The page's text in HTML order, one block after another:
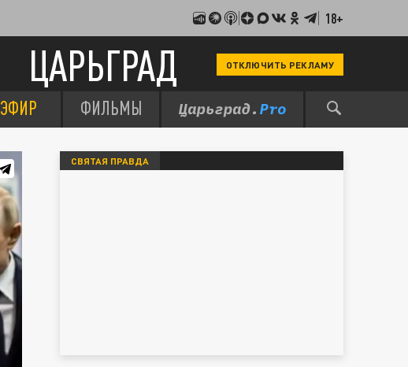
18+
ЦАРЬГРАД ОТКЛЮЧИТЬ РЕКЛАМУ
ЭФИР ФИЛЬМЫ
СВЯТАЯ ПРАВДА